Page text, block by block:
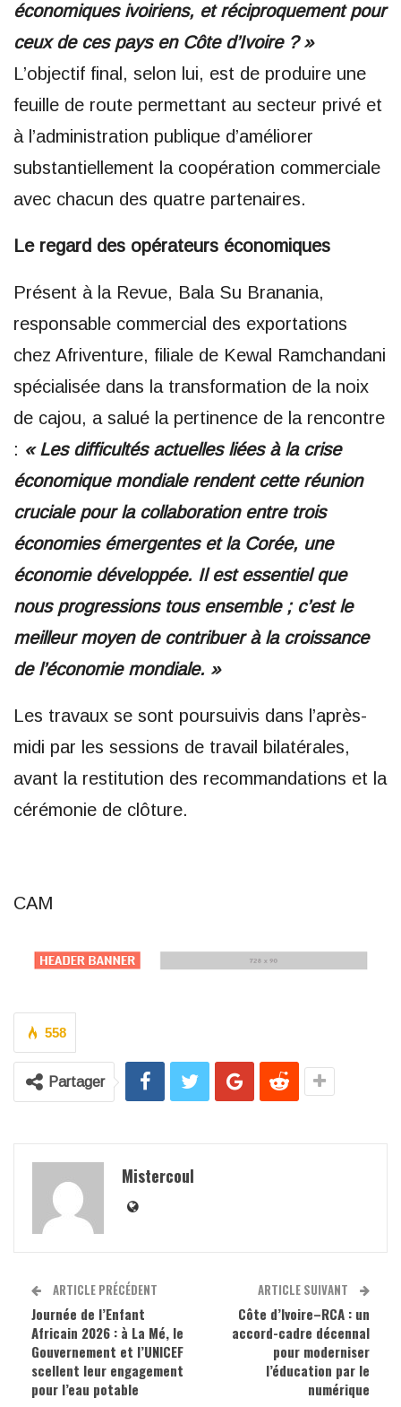
économiques ivoiriens, et réciproquement pour
ceux de ces pays en Côte d’Ivoire ? »
L’objectif final, selon lui, est de produire une
feuille de route permettant au secteur privé et
à l’administration publique d’améliorer
substantiellement la coopération commerciale
avec chacun des quatre partenaires.
Le regard des opérateurs économiques
Présent à la Revue, Bala Su Branania,
responsable commercial des exportations
chez Afriventure, filiale de Kewal Ramchandani
spécialisée dans la transformation de la noix
de cajou, a salué la pertinence de la rencontre
: « Les difficultés actuelles liées à la crise
économique mondiale rendent cette réunion
cruciale pour la collaboration entre trois
économies émergentes et la Corée, une
économie développée. Il est essentiel que
nous progressions tous ensemble ; c’est le
meilleur moyen de contribuer à la croissance
de l’économie mondiale. »
Les travaux se sont poursuivis dans l’après-
midi par les sessions de travail bilatérales,
avant la restitution des recommandations et la
cérémonie de clôture.
CAM
558
Partager
Mistercoul
ARTICLE PRÉCÉDENT
Journée de l’Enfant
Africain 2026 : à La Mé, le
Gouvernement et l’UNICEF
scellent leur engagement
pour l’eau potable
ARTICLE SUIVANT
Côte d’Ivoire–RCA : un
accord-cadre décennal
pour moderniser
l’éducation par le
numérique